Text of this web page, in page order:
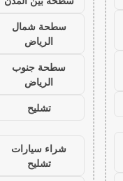
سطحة شمال
الرياض
سطحة جنوب
الرياض
تشليح
شراء سيارات
تشليح